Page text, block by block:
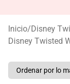
Inicio/Disney
Disney Twisted